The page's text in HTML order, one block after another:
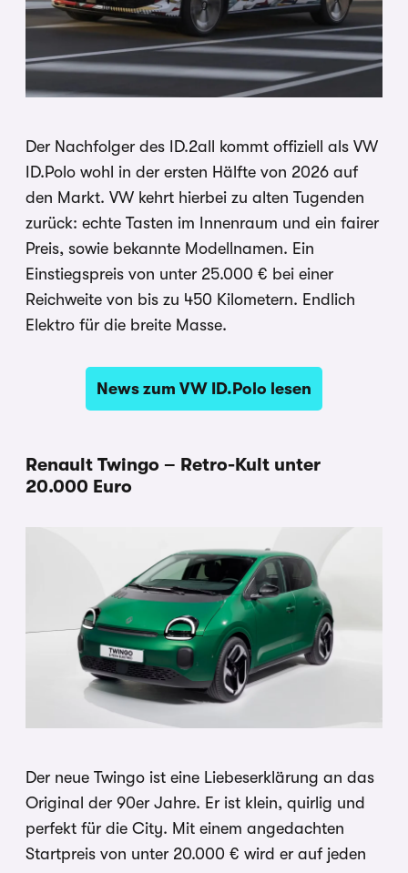
Der Nachfolger des ID.2all kommt offiziell als VW
ID.Polo wohl in der ersten Hälfte von 2026 auf
den Markt. VW kehrt hierbei zu alten Tugenden
zurück: echte Tasten im Innenraum und ein fairer
Preis, sowie bekannte Modellnamen. Ein
Einstiegspreis von unter 25.000 € bei einer
Reichweite von bis zu 450 Kilometern. Endlich
Elektro für die breite Masse.
News zum VW ID.Polo lesen
Renault Twingo – Retro-Kult unter
20.000 Euro
Der neue Twingo ist eine Liebeserklärung an das
Original der 90er Jahre. Er ist klein, quirlig und
perfekt für die City. Mit einem angedachten
Startpreis von unter 20.000 € wird er auf jeden